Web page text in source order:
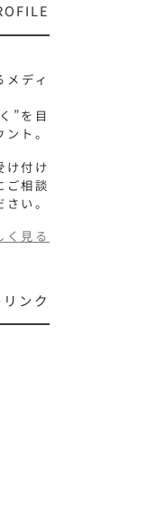
ディ
”を目
ト。
け付け
ご相談
さい。
見る
ンク